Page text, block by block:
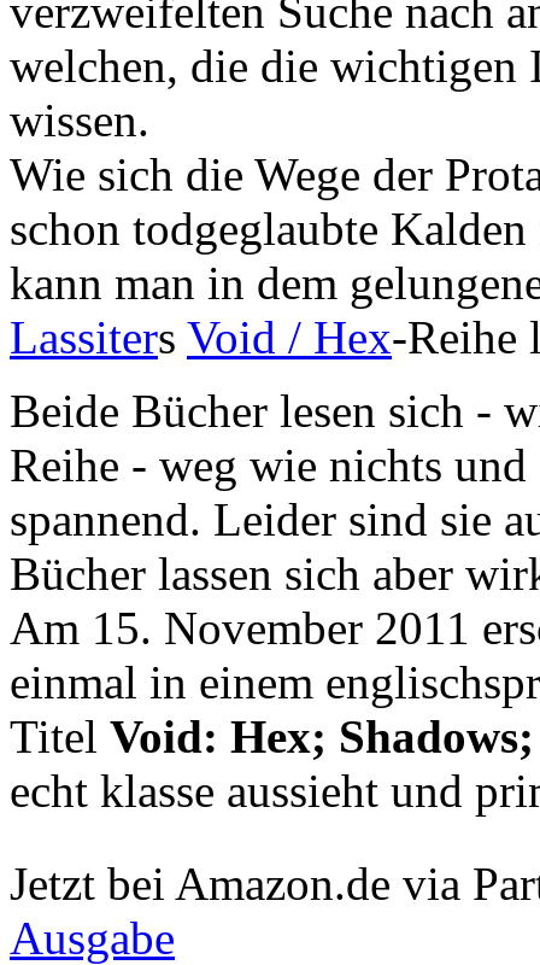
verzweifelten Suche nach
welchen, die die wichtigen
wissen.
Wie sich die Wege der
schon todgeglaubte
kann man in dem
Lassiters Void / Hex-Reihe
Beide Bücher lesen sich -
Reihe - weg wie nichts
spannend. Leider sind sie
Bücher lassen sich aber
Am 15. November 2011
einmal in einem
Titel Void: Hex;
echt klasse aussieht und
Jetzt bei Amazon.de via
Ausgabe